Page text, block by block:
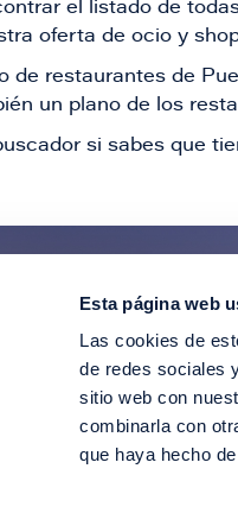
Esta página web
Las cookies de
de redes sociales
sitio web con
combinarla con
que haya hecho
el listado de
oferta de ocio y
de restaurantes de
un plano de los
si sabes que
Suscríbete